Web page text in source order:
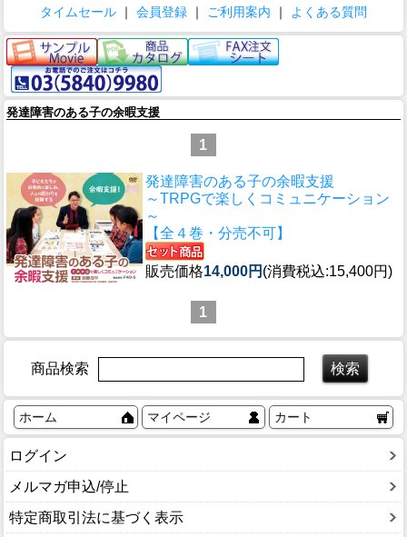
タイムセール ｜ 会員登録 ｜ ご利用案内 ｜ よくある質問
発達障害のある子の余暇支援
1
発達障害のある子の余暇支援
～TRPGで楽しくコミュニケーション
～
【全４巻・分売不可】
販売価格14,000円 (消費税込:15,400円)
1
商品検索
ホーム マイページ カート
ログイン
メルマガ申込/停止
特定商取引法に基づく表示